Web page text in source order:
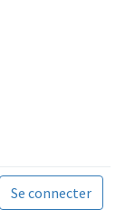
Se connecter